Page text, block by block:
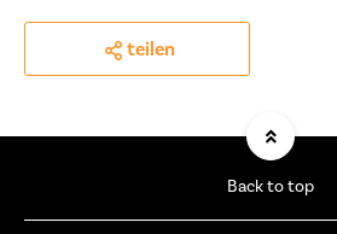
teilen
Back to top